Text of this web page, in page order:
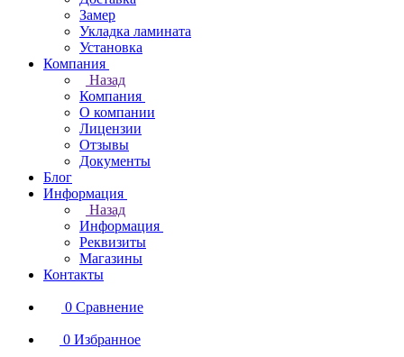
Замер
Укладка ламината
Установка
Компания
Назад
Компания
О компании
Лицензии
Отзывы
Документы
Блог
Информация
Назад
Информация
Реквизиты
Магазины
Контакты
0 Сравнение
0 Избранное